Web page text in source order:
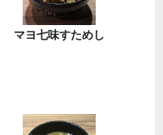
マヨ七味すためし